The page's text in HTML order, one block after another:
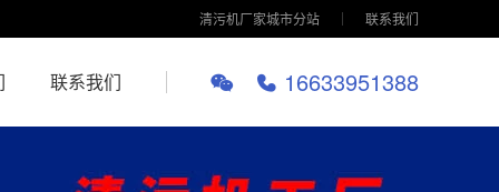
清污机厂家城市分站 联系我们
16633951388
联系我们